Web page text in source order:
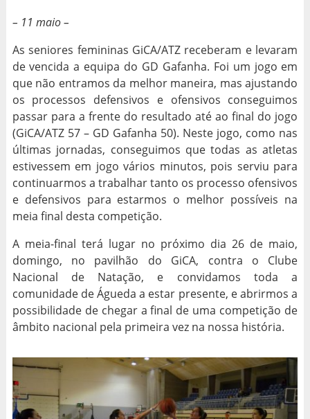
– 11 maio –
As seniores femininas GiCA/ATZ receberam e levaram
de vencida a equipa do GD Gafanha. Foi um jogo em
que não entramos da melhor maneira, mas ajustando
os processos defensivos e ofensivos conseguimos
passar para a frente do resultado até ao final do jogo
(GiCA/ATZ 57 – GD Gafanha 50). Neste jogo, como nas
últimas jornadas, conseguimos que todas as atletas
estivessem em jogo vários minutos, pois serviu para
continuarmos a trabalhar tanto os processo ofensivos
e defensivos para estarmos o melhor possíveis na
meia final desta competição.
A meia-final terá lugar no próximo dia 26 de maio,
domingo, no pavilhão do GiCA, contra o Clube
Nacional de Natação, e convidamos toda a
comunidade de Águeda a estar presente, e abrirmos a
possibilidade de chegar a final de uma competição de
âmbito nacional pela primeira vez na nossa história.